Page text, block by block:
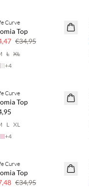
korting
Curve
Top
€34,95
L XL
+4
Curve
Top
L XL
+4
korting
Curve
Top
€34,95